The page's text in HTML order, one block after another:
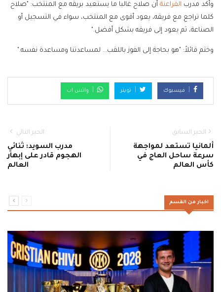
وأكد مدرب الفراعنة أن صلاح غالبا ما يستعيد بريقه مع المنتخب: "صلاح
كلما تراجع مع فريقه، يعود أقوى مع المنتخب، سواء في التسجيل أو
الصناعة، ثم يعود إلى فريقه بشكل أفضل."
وختم قائلاً: "هو بحاجة إلى الفوز باللقب… لمساعدتنا ومساعدة نفسه."
فيسبوك تويتر واتس اب
الخبر السابق
ألمانيا تستعد لمواجهة
سرعة ساحل العاج في
كأس العالم
الخبر التالي
مدرب السويد: ثنائي
الهجوم قادر على إبهار
العالم
اخبار من القسم